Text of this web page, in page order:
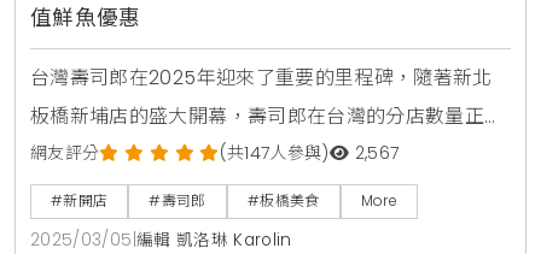
值鮮魚優惠
台灣壽司郎在2025年迎來了重要的里程碑，隨著新北
板橋新埔店的盛大開幕，壽司郎在台灣的分店數量正式
達到了50家。這家新店於2月28日開幕，位於捷運共構
商場「三猿廣場」的1樓，交通便利，讓消費者能夠輕鬆
抵達。新店的營業面積約105坪，設有152個座位，環境
網友評分 (共147人參與) 2,567
#新開店 #壽司郎 #板橋美食 More
2025/03/05 編輯 凱洛琳 Karolin